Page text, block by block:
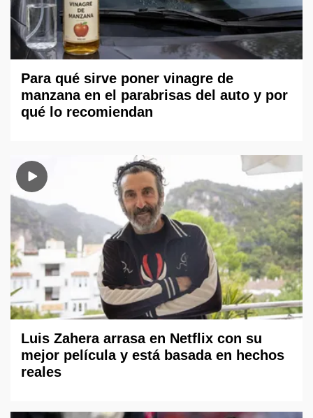
Para qué sirve poner vinagre de
manzana en el parabrisas del auto y por
qué lo recomiendan
Luis Zahera arrasa en Netflix con su
mejor película y está basada en hechos
reales